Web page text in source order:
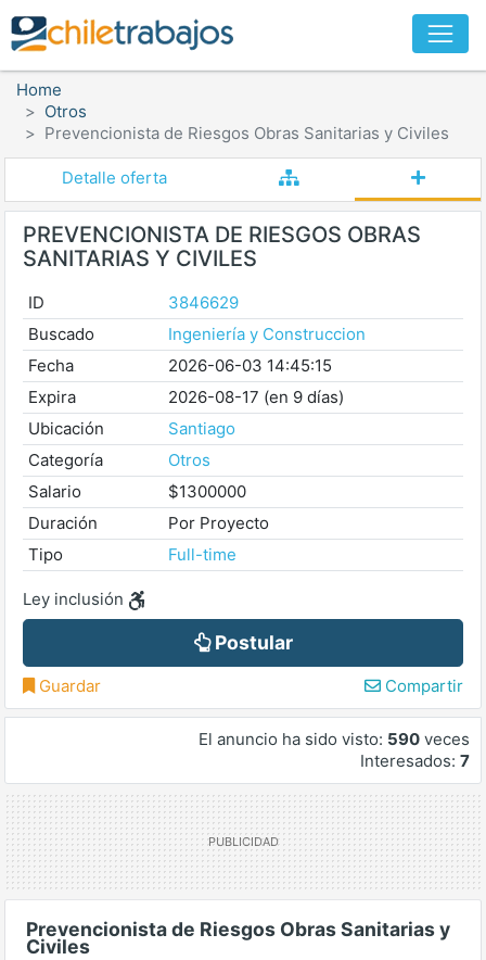
Home
Otros
Prevencionista de Riesgos Obras Sanitarias y Civiles
Detalle oferta
PREVENCIONISTA DE RIESGOS OBRAS
SANITARIAS Y CIVILES
ID
3846629
Buscado
Ingeniería y Construccion
Fecha
2026-06-03 14:45:15
Expira
2026-08-17 (en 9 días)
Ubicación
Santiago
Categoría
Otros
Salario
$1300000
Duración
Por Proyecto
Tipo
Full-time
Ley inclusión
Postular
Guardar Compartir
El anuncio ha sido visto: 590 veces
Interesados: 7
Prevencionista de Riesgos Obras Sanitarias y
Civiles